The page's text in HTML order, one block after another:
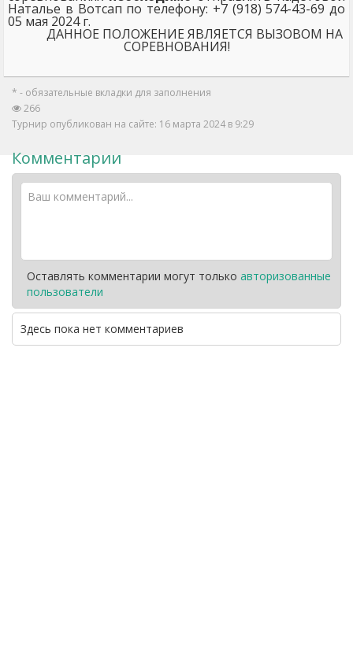
Наталье в Вотсап по телефону: +7 (918) 574-43-69 до
05 мая 2024 г.
ДАННОЕ ПОЛОЖЕНИЕ ЯВЛЯЕТСЯ ВЫЗОВОМ НА
СОРЕВНОВАНИЯ!
* - обязательные вкладки для заполнения
266
Турнир опубликован на сайте: 16 марта 2024 в 9:29
Комментарии
Оставлять комментарии могут только авторизованные
пользователи
Здесь пока нет комментариев